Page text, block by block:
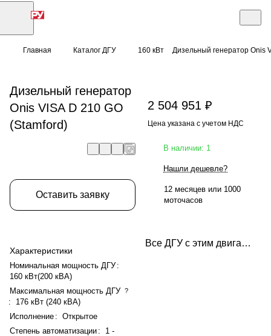
Главная Каталог ДГУ 160 кВт Дизельный генератор Onis
Дизельный генератор
Onis VISA D 210 GO
(Stamford)
Оставить заявку
Характеристики
Номинальная мощность ДГУ :
160 кВт(200 кВА)
Максимальная мощность ДГУ ?
:
176 кВт (240 кВА)
Исполнение : Открытое
Степень автоматизации :
1 -
2 504 951 ₽
Цена указана с учетом НДС
В наличии: 1
Нашли дешевле?
12 месяцев или 1000
моточасов
Все ДГУ с этим двигателем